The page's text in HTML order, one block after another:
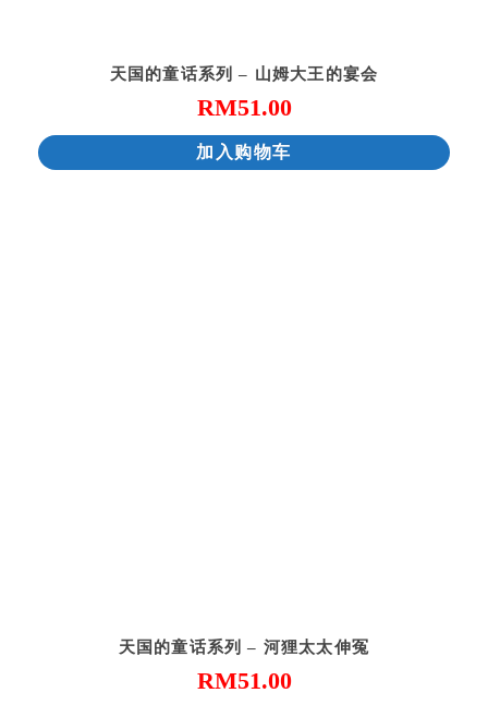
天国的童话系列 – 山姆大王的宴会
RM51.00
加入购物车
天国的童话系列 – 河狸太太伸冤
RM51.00